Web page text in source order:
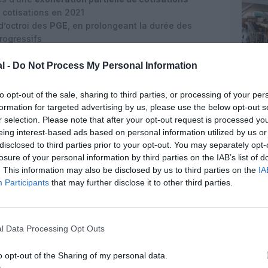
- Do Not Process My Personal Information
opt-out of the sale, sharing to third parties, or processing of your
for targeted advertising by us, please use the below opt-out
selection. Please note that after your opt-out request is processed
interest-based ads based on personal information utilized by us
to third parties prior to your opt-out. You may separately
of your personal information by third parties on the IAB’s list of
This information may also be disclosed by us to third parties on the
Participants that may further disclose it to other third parties.
Data Processing Opt Outs
opt-out of the Sharing of my personal data.
en 2021
des PGE , en prolongeant la durée des
2021 des
devraient pouvoir s’ajouter des mesures
d’activité du secteur :
pass sanitaireafin de favoriser la reprise du
européenne
les compagnies aériennes opérant sur le
dans la mise en place de l’infrastructure
verdissement des flottes situées dans les
vivement attirer l’attention des pouvoirs
ministère de la Transition Écologique, chargé
catastrophique de l’écosystème
actions concrètesdu Gouvernement afin de